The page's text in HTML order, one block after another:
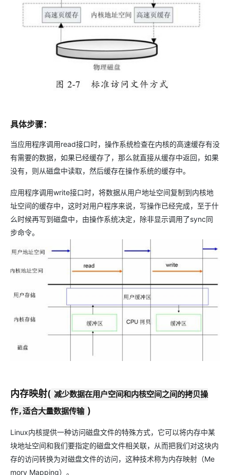
具体步骤：
当应用程序调用read接口时，操作系统检查在内核的高速缓存有没
有需要的数据，如果已经缓存了，那么就直接从缓存中返回，如果
没有，则从磁盘中读取，然后缓存在操作系统的缓存中。
应用程序调用write接口时，将数据从用户地址空间复制到内核地
址空间的缓存中，这时对用户程序来说，写操作已经完成，至于什
么时候再写到磁盘中，由操作系统决定，除非显示调用了sync同
步命令。
内存映射( 减少数据在用户空间和内核空间之间的拷贝操
作,适合大量数据传输 )
Linux内核提供一种访问磁盘文件的特殊方式，它可以将内存中某
块地址空间和我们要指定的磁盘文件相关联，从而把我们对这块内
存的访问转换为对磁盘文件的访问，这种技术称为内存映射（Me
mory Mapping）。